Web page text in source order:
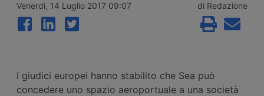
Venerdì, 14 Luglio 2017 09:07 di Redazione
I giudici europei hanno stabilito che Sea può
concedere uno spazio aeroportuale a una società